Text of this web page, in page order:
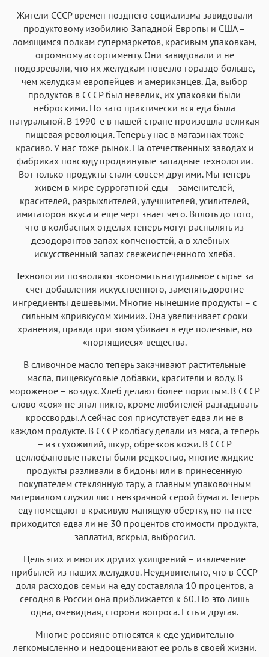
Жители СССР времен позднего социализма завидовали
продуктовому изобилию Западной Европы и США –
ломящимся полкам супермаркетов, красивым упаковкам,
огромному ассортименту. Они завидовали и не
подозревали, что их желудкам повезло гораздо больше,
чем желудкам европейцев и американцев. Да, выбор
продуктов в СССР был невелик, их упаковки были
неброскими. Но зато практически вся еда была
натуральной. В 1990-е в нашей стране произошла великая
пищевая революция. Теперь у нас в магазинах тоже
красиво. У нас тоже рынок. На отечественных заводах и
фабриках повсюду продвинутые западные технологии.
Вот только продукты стали совсем другими. Мы теперь
живем в мире суррогатной еды – заменителей,
красителей, разрыхлителей, улучшителей, усилителей,
имитаторов вкуса и еще черт знает чего. Вплоть до того,
что в колбасных отделах теперь могут распылять из
дезодорантов запах копченостей, а в хлебных –
искусственный запах свежеиспеченного хлеба.
Технологии позволяют экономить натуральное сырье за
счет добавления искусственного, заменять дорогие
ингредиенты дешевыми. Многие нынешние продукты – с
сильным «привкусом химии». Она увеличивает сроки
хранения, правда при этом убивает в еде полезные, но
«портящиеся» вещества.
В сливочное масло теперь закачивают растительные
масла, пищевкусовые добавки, красители и воду. В
мороженое – воздух. Хлеб делают более пористым. В СССР
слово «соя» не знал никто, кроме любителей разгадывать
кроссворды. А сейчас соя присутствует едва ли не в
каждом продукте. В СССР колбасу делали из мяса, а теперь
– из сухожилий, шкур, обрезков кожи. В СССР
целлофановые пакеты были редкостью, многие жидкие
продукты разливали в бидоны или в принесенную
покупателем стеклянную тару, а главным упаковочным
материалом служил лист невзрачной серой бумаги. Теперь
еду помещают в красивую манящую обертку, но на нее
приходится едва ли не 30 процентов стоимости продукта,
заплатил, вскрыл, выбросил.
Цель этих и многих других ухищрений – извлечение
прибылей из наших желудков. Неудивительно, что в СССР
доля расходов семьи на еду составляла 10 процентов, а
сегодня в России она приближается к 60. Но это лишь
одна, очевидная, сторона вопроса. Есть и другая.
Многие россияне относятся к еде удивительно
легкомысленно и недооценивают ее роль в своей жизни.